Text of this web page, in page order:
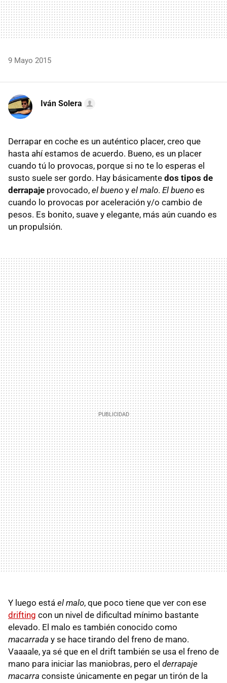
9 Mayo 2015
Iván Solera
Derrapar en coche es un auténtico placer, creo que
hasta ahí estamos de acuerdo. Bueno, es un placer
cuando tú lo provocas, porque si no te lo esperas el
susto suele ser gordo. Hay básicamente dos tipos de
derrapaje provocado, el bueno y el malo. El bueno es
cuando lo provocas por aceleración y/o cambio de
pesos. Es bonito, suave y elegante, más aún cuando es
un propulsión.
Y luego está el malo, que poco tiene que ver con ese
drifting con un nivel de dificultad mínimo bastante
elevado. El malo es también conocido como
macarrada y se hace tirando del freno de mano.
Vaaaale, ya sé que en el drift también se usa el freno de
mano para iniciar las maniobras, pero el derrapaje
macarra consiste únicamente en pegar un tirón de la